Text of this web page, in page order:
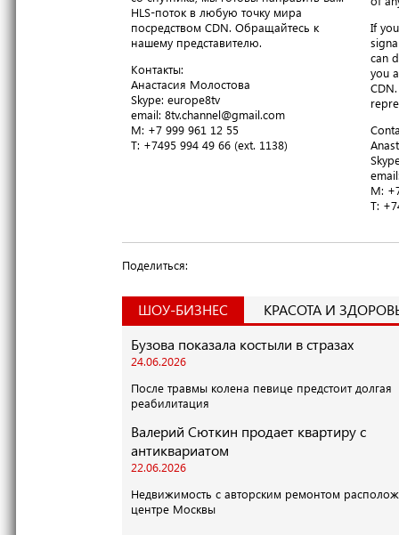
HLS-поток в любую точку мира
посредством CDN. Обращайтесь к
нашему представителю.
Контакты:
Анастасия Молостова
​Skype: europe8tv
email: 8tv.channel@gmail.com
M: +7 999 961 12 55
T​: +7495 994 49 66 (ext. 1138)
If
can
you
M:
T​:
Поделиться:
ШОУ-БИЗНЕС
КРАСОТА И
Бузова показала костыли в стразах
24.06.2026
После травмы колена певице предстоит долгая
реабилитация
Валерий Сюткин продает квартиру с
антиквариатом
22.06.2026
Недвижимость с авторским ремонтом
центре Москвы